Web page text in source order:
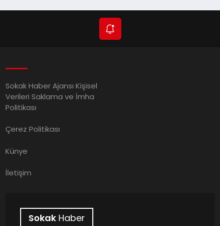
Sokak Haber Ajansı Kişisel
Verileri Saklama ve İmha
Politikası
Çerez Politikası
Künye
İletişim
Sokak Haber